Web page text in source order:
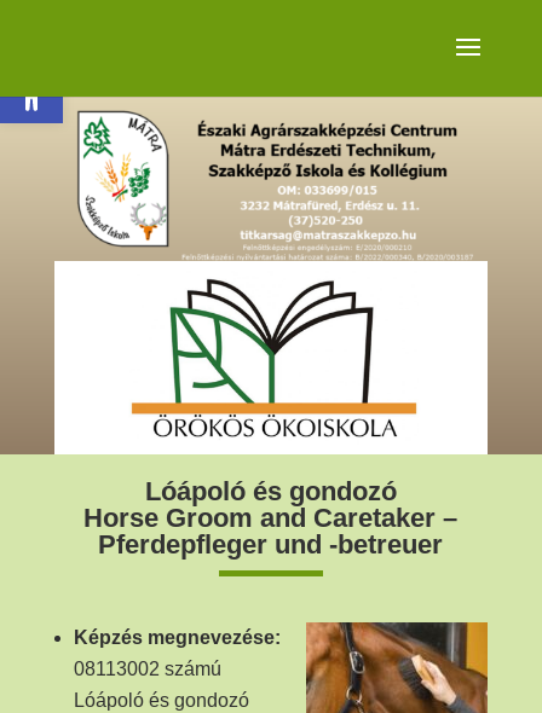
Lóápoló és gondozó
Horse Groom and Caretaker –
Pferdepfleger und -betreuer
Képzés megnevezése:
08113002 számú
Lóápoló és gondozó